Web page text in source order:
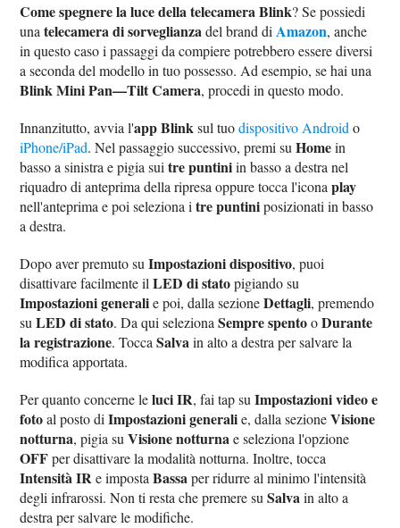
Come spegnere la luce della telecamera Blink? Se possiedi
unatelecamera di sorveglianzadel brand diAmazon, anche
in questo caso i passaggi da compiere potrebbero essere diversi
a seconda del modello in tuo possesso. Ad esempio, se hai una
Blink Mini Pan—Tilt Camera, procedi in questo modo.
Innanzitutto, avvia l'app Blinksul tuodispositivo Androido
iPhone/iPad. Nel passaggio successivo, premi suHomein
basso a sinistra e pigia suitre puntiniin basso a destra nel
riquadro di anteprima della ripresa oppure tocca l'iconaplay
nell'anteprima e poi seleziona itre puntiniposizionati in basso
a destra.
Dopo aver premuto suImpostazioni dispositivo, puoi
disattivare facilmente ilLED di statopigiando su
Impostazioni generalie poi, dalla sezioneDettagli, premendo
suLED di stato. Da qui selezionaSempre spentooDurante
la registrazione. ToccaSalvain alto a destra per salvare la
modifica apportata.
Per quanto concerne leluci IR, fai tap suImpostazioni video e
fotoal posto diImpostazioni generalie, dalla sezioneVisione
notturna, pigia suVisione notturnae seleziona l'opzione
OFFper disattivare la modalità notturna. Inoltre, tocca
Intensità IRe impostaBassaper ridurre al minimo l'intensità
degli infrarossi. Non ti resta che premere suSalvain alto a
destra per salvare le modifiche.